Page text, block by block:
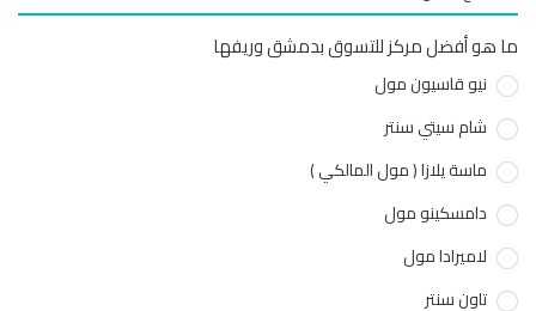
أفضل مركز للتسوق بدمشق وريفها
نيو قاسيون مول
شام سيتي سنتر
ماسة يلازا ( مول المالكي )
دامسكينو مول
لاميرادا مول
تاون سنتر